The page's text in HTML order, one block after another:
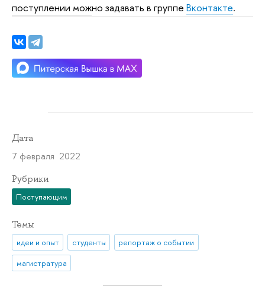
поступлении можно задавать в группе Вконтакте.
Дата
7 февраля 2022
Рубрики
Поступающим
Темы
идеи и опыт студенты
репортаж о событии
магистратура